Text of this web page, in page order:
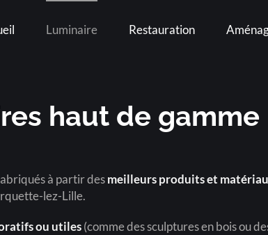
Luminaire Restauration
haut de gamme
à partir desmeilleurs produits et
lez-Lille.
ou utiles(comme des sculptures en bois ou